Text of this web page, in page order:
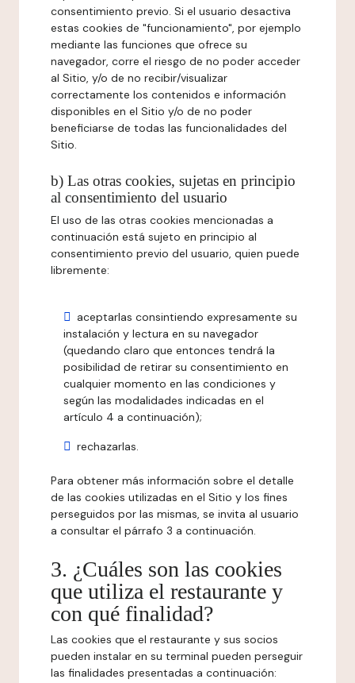
consentimiento previo. Si el usuario desactiva
estas cookies de "funcionamiento", por ejemplo
mediante las funciones que ofrece su
navegador, corre el riesgo de no poder acceder
al Sitio, y/o de no recibir/visualizar
correctamente los contenidos e información
disponibles en el Sitio y/o de no poder
beneficiarse de todas las funcionalidades del
Sitio.
b) Las otras cookies, sujetas en principio
al consentimiento del usuario
El uso de las otras cookies mencionadas a
continuación está sujeto en principio al
consentimiento previo del usuario, quien puede
libremente:
aceptarlas consintiendo expresamente su
instalación y lectura en su navegador
(quedando claro que entonces tendrá la
posibilidad de retirar su consentimiento en
cualquier momento en las condiciones y
según las modalidades indicadas en el
artículo 4 a continuación);
rechazarlas.
Para obtener más información sobre el detalle
de las cookies utilizadas en el Sitio y los fines
perseguidos por las mismas, se invita al usuario
a consultar el párrafo 3 a continuación.
3. ¿Cuáles son las cookies
que utiliza el restaurante y
con qué finalidad?
Las cookies que el restaurante y sus socios
pueden instalar en su terminal pueden perseguir
las finalidades presentadas a continuación: